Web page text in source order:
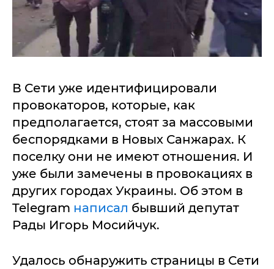
В Сети уже идентифицировали
провокаторов, которые, как
предполагается, стоят за массовыми
беспорядками в Новых Санжарах. К
поселку они не имеют отношения. И
уже были замечены в провокациях в
других городах Украины. Об этом в
Telegram написал бывший депутат
Рады Игорь Мосийчук.
Удалось обнаружить страницы в Сети